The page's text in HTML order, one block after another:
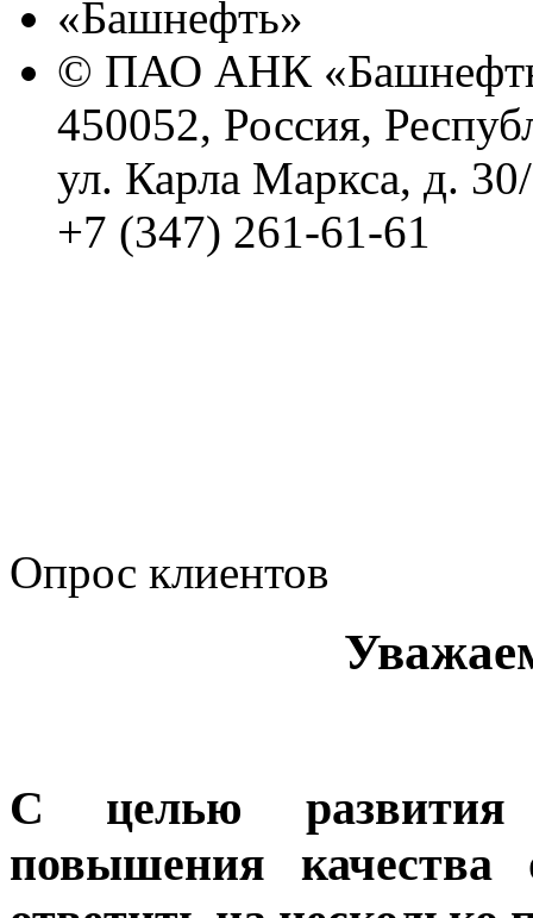
© ПАО АНК
450052, Россия,
ул. Карла Маркса, д.
+7 (347) 261-61-61
Опрос клиентов
С целью развития
повышения качества